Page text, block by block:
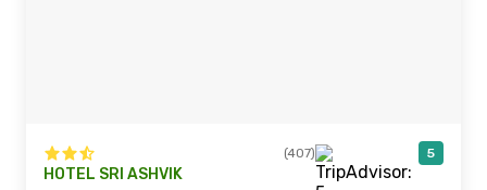
(407) 5
HOTEL SRI ASHVIK